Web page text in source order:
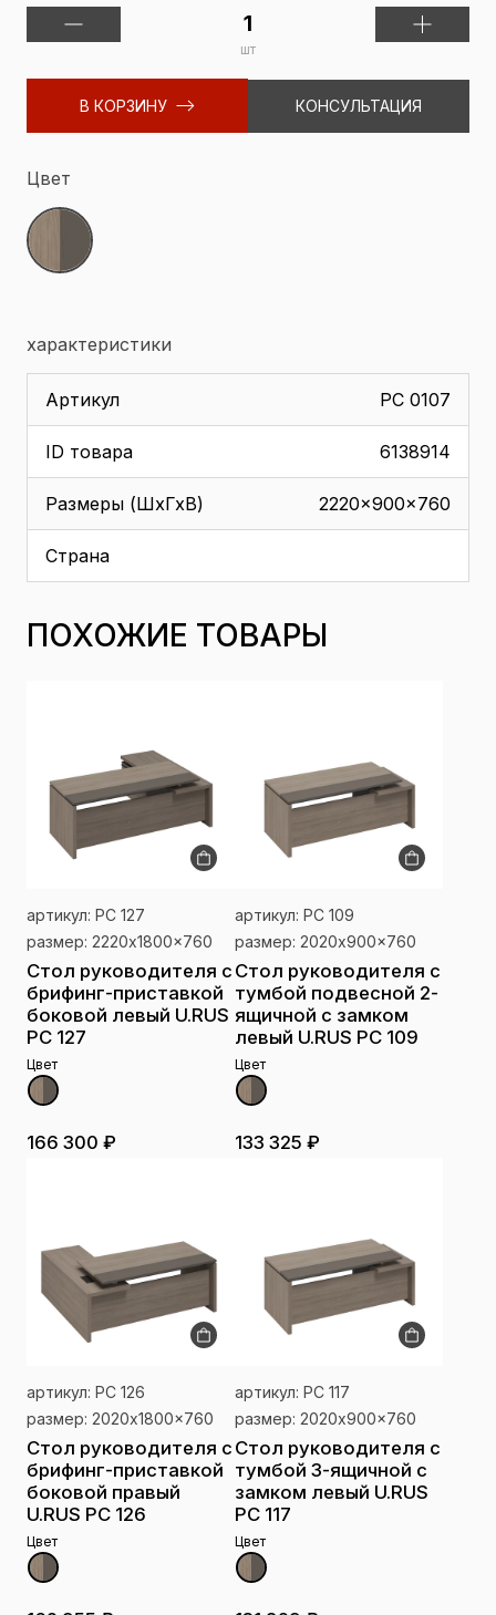
шт
В КОРЗИНУ КОНСУЛЬТАЦИЯ
Цвет
характеристики
Артикул РС 0107
ID товара 6138914
Размеры (ШхГхВ) 2220x900x760
Страна
ПОХОЖИЕ ТОВАРЫ
артикул: РС 127
размер: 2220x1800x760
Стол руководителя с
брифинг-приставкой
боковой левый U.RUS
РС 127
Цвет
166 300 ₽
артикул: РС 109
размер: 2020x900x760
Стол руководителя с
тумбой подвесной 2-
ящичной с замком
левый U.RUS РС 109
Цвет
133 325 ₽
артикул: РС 126
размер: 2020x1800x760
Стол руководителя с
брифинг-приставкой
боковой правый
U.RUS РС 126
Цвет
артикул: РС 117
размер: 2020x900x760
Стол руководителя с
тумбой 3-ящичной с
замком левый U.RUS
РС 117
Цвет